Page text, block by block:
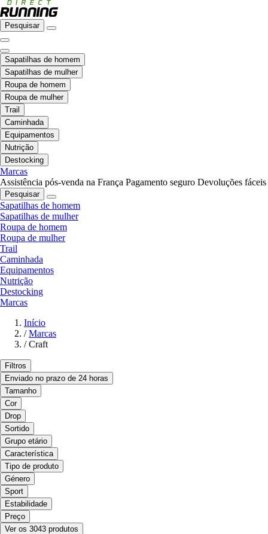
Pesquisar
Sapatilhas de homem
Sapatilhas de mulher
Roupa de homem
Roupa de mulher
Trail
Caminhada
Equipamentos
Nutrição
Destocking
Marcas
Assistência pós-venda na França Pagamento seguro Devoluções fáceis
Pesquisar
Sapatilhas de homem
Sapatilhas de mulher
Roupa de homem
Roupa de mulher
Trail
Caminhada
Equipamentos
Nutrição
Destocking
Marcas
Início
/ Marcas
/ Craft
Filtros
Enviado no prazo de 24 horas
Tamanho
Cor
Drop
Sortido
Grupo etário
Característica
Tipo de produto
Género
Sport
Estabilidade
Preço
Ver os 3043 produtos